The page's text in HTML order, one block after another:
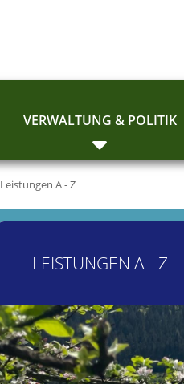
VERWALTUNG & POLITIK
Leistungen A - Z
LEISTUNGEN A - Z